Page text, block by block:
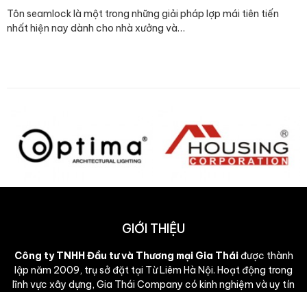
Tôn seamlock là một trong những giải pháp lợp mái tiên tiến
nhất hiện nay dành cho nhà xưởng và…
GIỚI THIỆU
Công ty TNHH Đầu tư và Thương mại Gia Tháiđược thành
lập năm 2009, trụ sở đặt tại Từ Liêm Hà Nội. Hoạt động trong
lĩnh vực xây dựng, Gia Thái Company có kinh nghiệm và uy tín